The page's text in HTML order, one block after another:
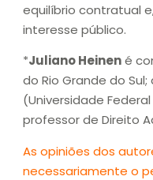
equilíbrio contratual
interesse público.
*Juliano Heinené
do Rio Grande do
(Universidade
professor de Direito
As opiniões dos
necessariamente o